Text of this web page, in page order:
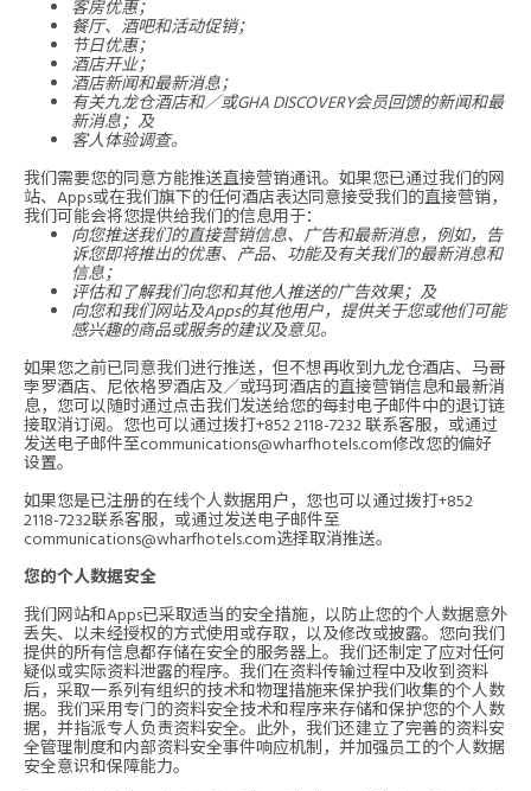
客房优惠；
餐厅、酒吧和活动促销；
节日优惠；
酒店开业；
酒店新闻和最新消息；
有关九龙仓酒店和／或GHA DISCOVERY会员回馈的新闻和最
新消息；及
客人体验调查。
我们需要您的同意方能推送直接营销通讯。如果您已通过我们的网
站、Apps或在我们旗下的任何酒店表达同意接受我们的直接营销，
我们可能会将您提供给我们的信息用于：
向您推送我们的直接营销信息、广告和最新消息，例如，告
诉您即将推出的优惠、产品、功能及有关我们的最新消息和
信息；
评估和了解我们向您和其他人推送的广告效果；及
向您和我们网站及Apps的其他用户，提供关于您或他们可能
感兴趣的商品或服务的建议及意见。
如果您之前已同意我们进行推送，但不想再收到九龙仓酒店、马哥
孛罗酒店、尼依格罗酒店及／或玛珂酒店的直接营销信息和最新消
息，您可以随时通过点击我们发送给您的每封电子邮件中的退订链
接取消订阅。您也可以通过拨打+852 2118-7232联系客服，或通过
发送电子邮件至communications@wharfhotels.com修改您的偏好
设置。
如果您是已注册的在线个人数据用户，您也可以通过拨打+852
2118-7232联系客服，或通过发送电子邮件至
communications@wharfhotels.com选择取消推送。
您的个人数据安全
我们网站和Apps已采取适当的安全措施，以防止您的个人数据意外
丢失、以未经授权的方式使用或存取，以及修改或披露。您向我们
提供的所有信息都存储在安全的服务器上。我们还制定了应对任何
疑似或实际资料泄露的程序。我们在资料传输过程中及收到资料
后，采取一系列有组织的技术和物理措施来保护我们收集的个人数
据。我们采用专门的资料安全技术和程序来存储和保护您的个人数
据，并指派专人负责资料安全。此外，我们还建立了完善的资料安
全管理制度和内部资料安全事件响应机制，并加强员工的个人数据
安全意识和保障能力。